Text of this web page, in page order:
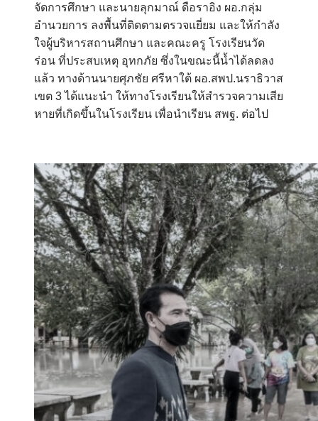
จัดการศึกษา และนายลุกมาณ์ ดือราอิง ผอ.กลุ่ม
อำนวยการ ลงพื้นที่ติดตามตรวจแยี่ยม และให้กำลัง
ใจผู้บริหารสถานศึกษา และคณะครู โรงเรียนวัด
ร่อน ที่ประสบเหตุ อุทกภัย ซึ่งในขณะนี้น้ำได้ลดลง
แล้ว ทางด้านนายศุภชัย ศรีหาใต้ ผอ.สพป.นราธิวาส
เขต 3 ได้แนะนำ ให้ทางโรงเรียนให้สำรวจความเสีย
หายที่เกิดขึ้นในโรงเรียน เพื่อนำเรียน สพฐ. ต่อไป